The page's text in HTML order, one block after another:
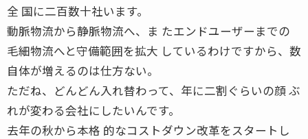
全 国に二百数十社います。
動脈物流から静脈物流へ、ま たエンドユーザーまでの
毛細物流へと守備範囲を拡大 しているわけですから、数
自体が増えるのは仕方ない。
ただね、どんどん入れ替わって、年に二割ぐらいの顔 ぶ
れが変わる会社にしたいんです。
去年の秋から本格 的なコストダウン改革をスタートし